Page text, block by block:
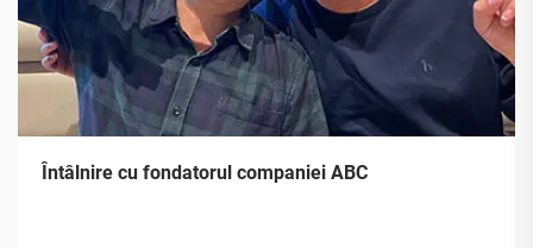
Întâlnire cu fondatorul companiei ABC